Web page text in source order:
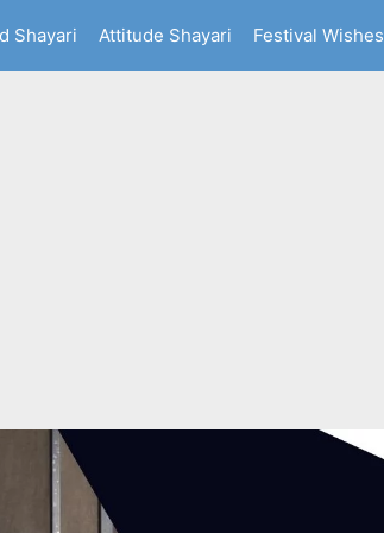
Shayari Attitude Shayari Festival Wishes